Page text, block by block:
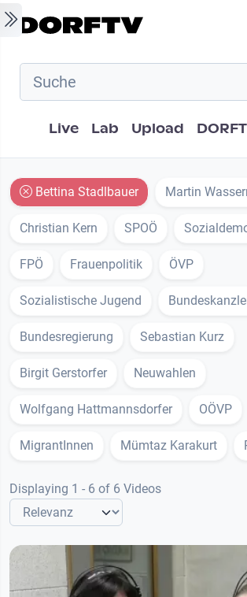
Skip to main content
Hauptnavigation
Live Lab Upload
Bettina Stadlbauer Martin
Christian Kern SPOÖ
FPÖ Frauenpolitik ÖVP
Sozialistische Jugend
Bundesregierung Sebastian Kurz
Birgit Gerstorfer Neuwahlen
Wolfgang Hattmannsdorfer OÖVP
MigrantInnen Mümtaz Karakurt
Displaying 1 - 6 of 6 Videos